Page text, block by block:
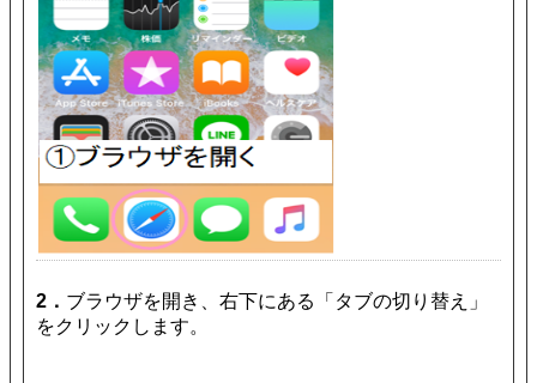
2． ブラウザを開き、右下にある「タブの切り替え」
をクリックします。